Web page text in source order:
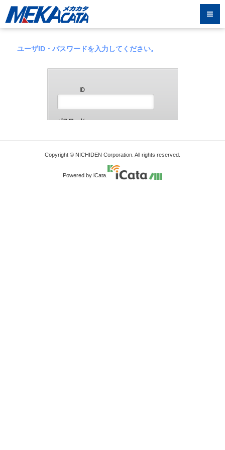
ユーザID・パスワードを入力してください。
Copyright © NICHIDEN Corporation. All rights reserved.
Powered by iCata.